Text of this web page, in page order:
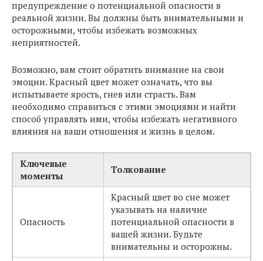
предупреждение о потенциальной опасности в
реальной жизни. Вы должны быть внимательными и
осторожными, чтобы избежать возможных
неприятностей.
Возможно, вам стоит обратить внимание на свои
эмоции. Красный цвет может означать, что вы
испытываете ярость, гнев или страсть. Вам
необходимо справиться с этими эмоциями и найти
способ управлять ими, чтобы избежать негативного
влияния на ваши отношения и жизнь в целом.
Ключевые
моменты
Толкование
Опасность
Красный цвет во сне может
указывать на наличие
потенциальной опасности в
вашей жизни. Будьте
внимательны и осторожны.